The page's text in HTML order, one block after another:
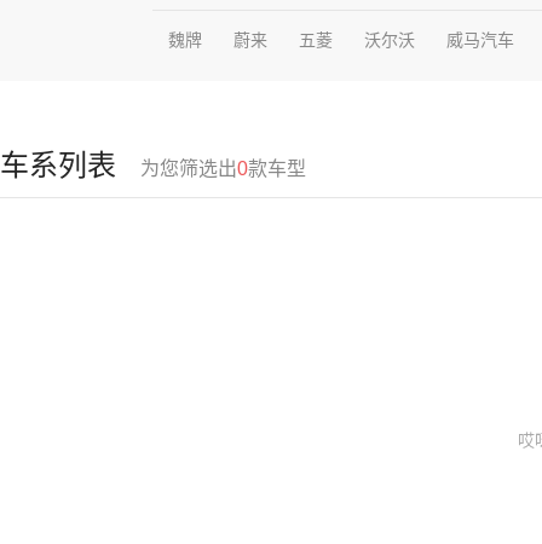
魏牌 蔚来 五菱 沃尔沃 威马汽车
车系列表 为您筛选出0款车型
哎